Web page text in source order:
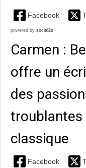
Facebook
powered by social2s
Carmen :
offre un
des
classique
Facebook